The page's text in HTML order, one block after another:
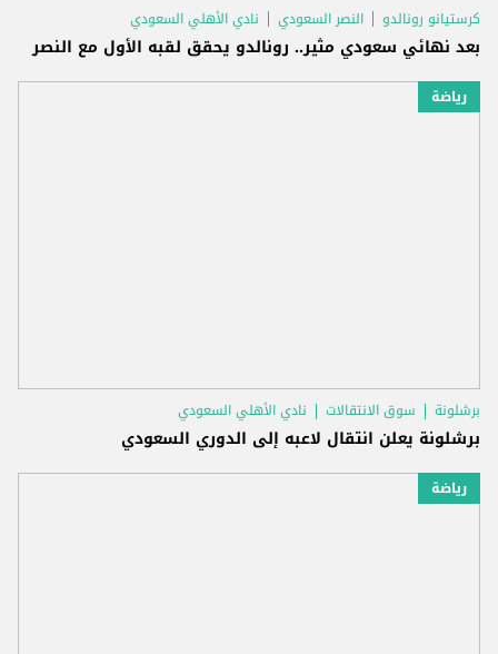
كرستيانو رونالدو النصر السعودي نادي الأهلي السعودي
بعد نهائي سعودي مثير.. رونالدو يحقق لقبه الأول مع النصر
رياضة
برشلونة سوق الانتقالات نادي الأهلي السعودي
برشلونة يعلن انتقال لاعبه إلى الدوري السعودي
رياضة